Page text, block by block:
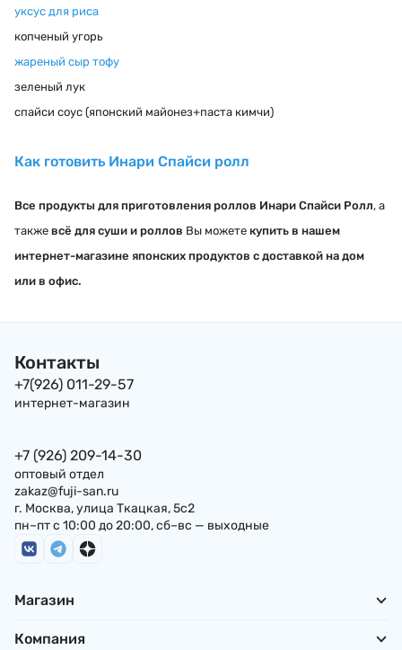
уксус для риса
копченый угорь
жареный сыр тофу
зеленый лук
спайси соус (японский майонез+паста кимчи)
Как готовить Инари Спайси ролл
Все продукты для приготовления роллов Инари Спайси Ролл, а
также всё для суши и роллов Вы можете купить в нашем
интернет-магазине японских продуктов с доставкой на дом
или в офис.
Контакты
+7(926) 011-29-57
интернет-магазин
+7 (926) 209-14-30
оптовый отдел
zakaz@fuji-san.ru
г. Москва, улица Ткацкая, 5с2
пн–пт с 10:00 до 20:00, сб–вс — выходные
Магазин
Компания